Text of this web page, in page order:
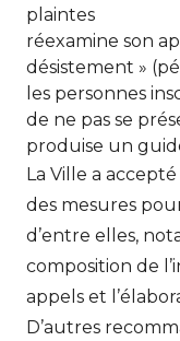
plaintes
réexamine son
désistement »
les personnes
de ne pas se
produise un
La Ville a
des mesures
d’entre elles,
composition de
appels et
D’autres